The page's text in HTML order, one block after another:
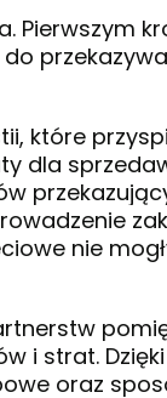
Pierwszym
które
dla
nie
i strat.
oraz